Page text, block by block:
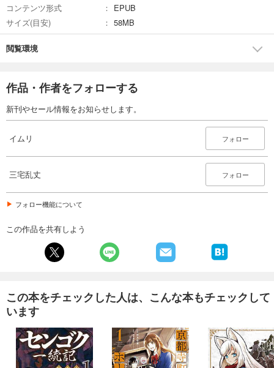
コンテンツ形式
EPUB
サイズ(目安)
58MB
閲覧環境
作品・作者をフォローする
新刊やセール情報をお知らせします。
イムリ フォロー
三宅乱丈 フォロー
フォロー機能について
この作品を共有しよう
この本をチェックした人は、こんな本もチェックして
います